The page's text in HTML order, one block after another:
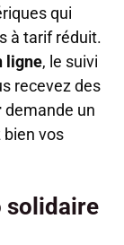
qui
à tarif réduit.
ligne, le suivi
recevez des
demande un
bien vos
solidaire